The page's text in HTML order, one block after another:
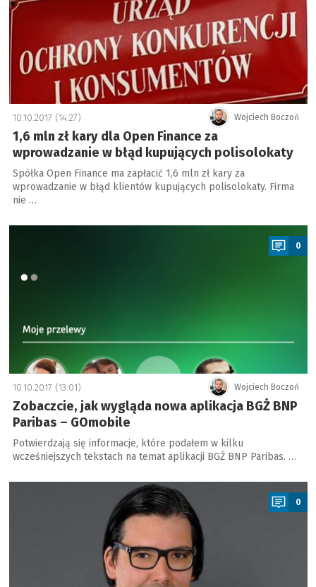
Wojciech Boczoń
10.10.2017 (14:27)
1,6 mln zł kary dla Open Finance za
wprowadzanie w błąd kupujących polisolokaty
Spółka Open Finance ma zapłacić 1,6 mln zł kary za
wprowadzanie w błąd klientów kupujących polisolokaty. Firma
nie …
a
0
Wojciech Boczoń
10.10.2017 (13:01)
Zobaczcie, jak wygląda nowa aplikacja BGŻ BNP
Paribas – GOmobile
Potwierdzają się informacje, które podałem w kilku
wcześniejszych tekstach na temat aplikacji BGŻ BNP Paribas. …
a
0